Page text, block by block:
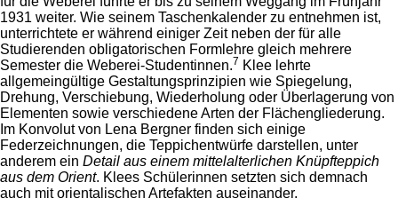
1931 weiter. Wie seinem Taschenkalender zu entnehmen ist,
unterrichtete er während einiger Zeit neben der für alle
Studierenden obligatorischen Formlehre gleich mehrere
Semester die Weberei-Studentinnen.7 Klee lehrte
allgemeingültige Gestaltungsprinzipien wie Spiegelung,
Drehung, Verschiebung, Wiederholung oder Überlagerung von
Elementen sowie verschiedene Arten der Flächengliederung.
Im Konvolut von Lena Bergner finden sich einige
Federzeichnungen, die Teppichentwürfe darstellen, unter
anderem ein Detail aus einem mittelalterlichen Knüpfteppich
aus dem Orient. Klees Schülerinnen setzten sich demnach
auch mit orientalischen Artefakten auseinander.